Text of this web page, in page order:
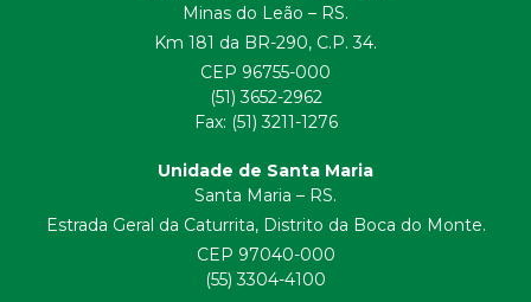
Minas do Leão – RS.
Km 181 da BR-290, C.P. 34.
CEP 96755-000
(51) 3652-2962
Fax: (51) 3211-1276
Unidade de Santa Maria
Santa Maria – RS.
Estrada Geral da Caturrita, Distrito da Boca do Monte.
CEP 97040-000
(55) 3304-4100